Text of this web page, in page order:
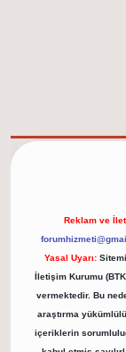
Reklam ve
Yasal Uyarı:
İletişim Kurumu
vermektedir. Bu
araştırma
içeriklerin